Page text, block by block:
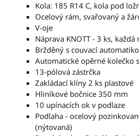
Kola: 185 R14 C, kola pod
Ocelový rám, svařovaný a
V-oje
Náprava KNOTT - 3 ks, každá
Bržděný s couvací
Automatické opěrné kolečko
13-pólová zástrčka
Zakládací klíny 2 ks plastové
Hliníkové bočnice 350 mm
10 upínacích ok v podlaze
Podlaha - ocelový
(nýtovaná)